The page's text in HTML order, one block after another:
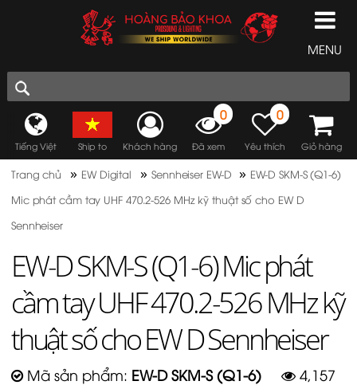
MENU
Tiếng Việt Ship to Khách hàng
0
Đã xem
0
Yêu thích Giỏ hàng
Trang chủ » EW Digital »Sennheiser EW-D » EW-D SKM-S (Q1-6)
Mic phát cầm tay UHF 470.2-526 MHz kỹ thuật số cho EW D
Sennheiser
EW-D SKM-S (Q1-6) Mic phát
cầm tay UHF 470.2-526 MHz kỹ
thuật số cho EW D Sennheiser
Mã sản phẩm: EW-D SKM-S (Q1-6) 4,157